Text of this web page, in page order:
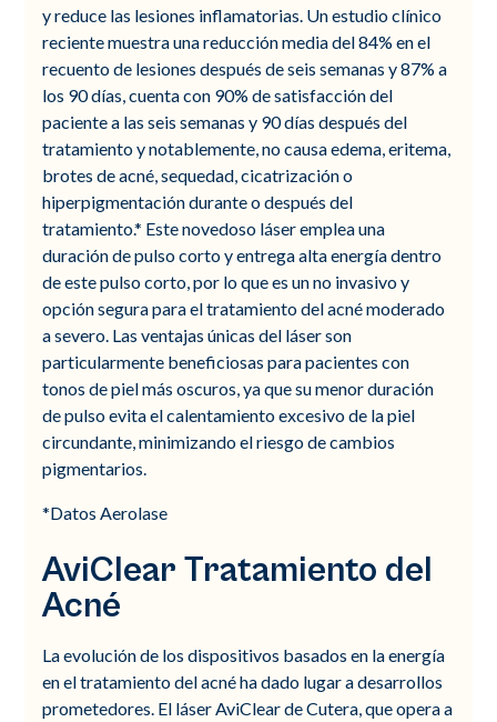
y reduce las lesiones inflamatorias. Un estudio clínico
reciente muestra una reducción media del 84% en el
recuento de lesiones después de seis semanas y 87% a
los 90 días, cuenta con 90% de satisfacción del
paciente a las seis semanas y 90 días después del
tratamiento y notablemente, no causa edema, eritema,
brotes de acné, sequedad, cicatrización o
hiperpigmentación durante o después del
tratamiento.* Este novedoso láser emplea una
duración de pulso corto y entrega alta energía dentro
de este pulso corto, por lo que es un no invasivo y
opción segura para el tratamiento del acné moderado
a severo. Las ventajas únicas del láser son
particularmente beneficiosas para pacientes con
tonos de piel más oscuros, ya que su menor duración
de pulso evita el calentamiento excesivo de la piel
circundante, minimizando el riesgo de cambios
pigmentarios.
*Datos Aerolase
AviClear Tratamiento del
Acné
La evolución de los dispositivos basados en la energía
en el tratamiento del acné ha dado lugar a desarrollos
prometedores. El láser AviClear de Cutera, que opera a